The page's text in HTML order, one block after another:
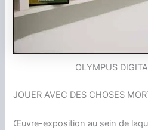
OLYMPUS
JOUER AVEC DES CHOSES
Œuvre-exposition au sein de